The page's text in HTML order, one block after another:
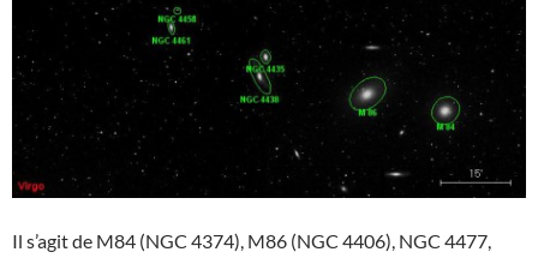
Il s’agit de M84 (NGC 4374), M86 (NGC 4406), NGC 4477,